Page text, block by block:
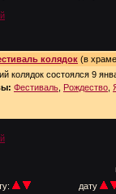
колядок (в
колядок состоялся 9
Фестиваль Рождество
дату